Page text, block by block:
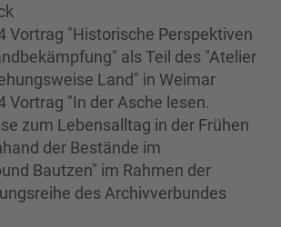
Vortrag "Historische Perspektiven
als Teil des "Atelier
Land" in Weimar
Vortrag "In der Asche lesen.
zum Lebensalltag in der Frühen
der Bestände im
Bautzen" im Rahmen der
des Archivverbundes